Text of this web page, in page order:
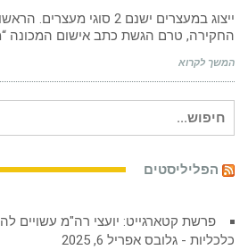
ייצוג במעצרים ישנם 2 סוגי
החקירה, טרם הגשת כתב אישום המכונה
המשך לקרוא
עבור:
הפליליסטים
פרשת קטארגייט: יועצי רה"מ עשויים
כלכליות - גלובס אפריל 6, 2025